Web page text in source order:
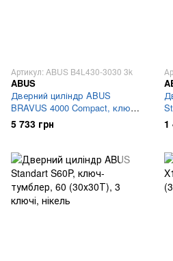
Артикул: ABUS B4L430-3030 3k
ABUS
Дверний циліндр ABUS
BRAVUS 4000 Compact, ключ-
тумблер, 60 (30х30Т), 3 ключі,
5 733 грн 1